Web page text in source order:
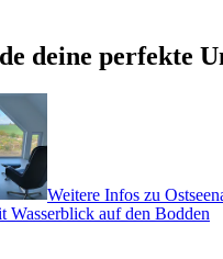
deine perfekte
Weitere Infos zu
Wasserblick auf den Bodden